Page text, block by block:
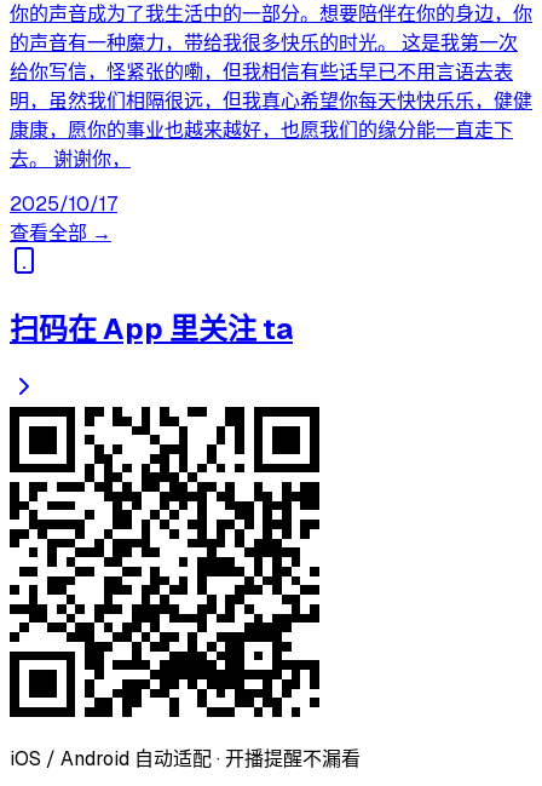
你的声音成为了我生活中的一部分。想要陪伴在你的身边，你
的声音有一种魔力，带给我很多快乐的时光。 这是我第一次
给你写信，怪紧张的嘞，但我相信有些话早已不用言语去表
明，虽然我们相隔很远，但我真心希望你每天快快乐乐，健健
康康，愿你的事业也越来越好，也愿我们的缘分能一直走下
去。 谢谢你，
2025/10/17
查看全部 →
扫码在 App 里关注 ta
iOS / Android 自动适配 · 开播提醒不漏看